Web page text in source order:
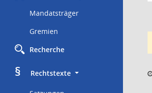
Mandatsträger
Gremien
Recherche
§
     Rechtstexte